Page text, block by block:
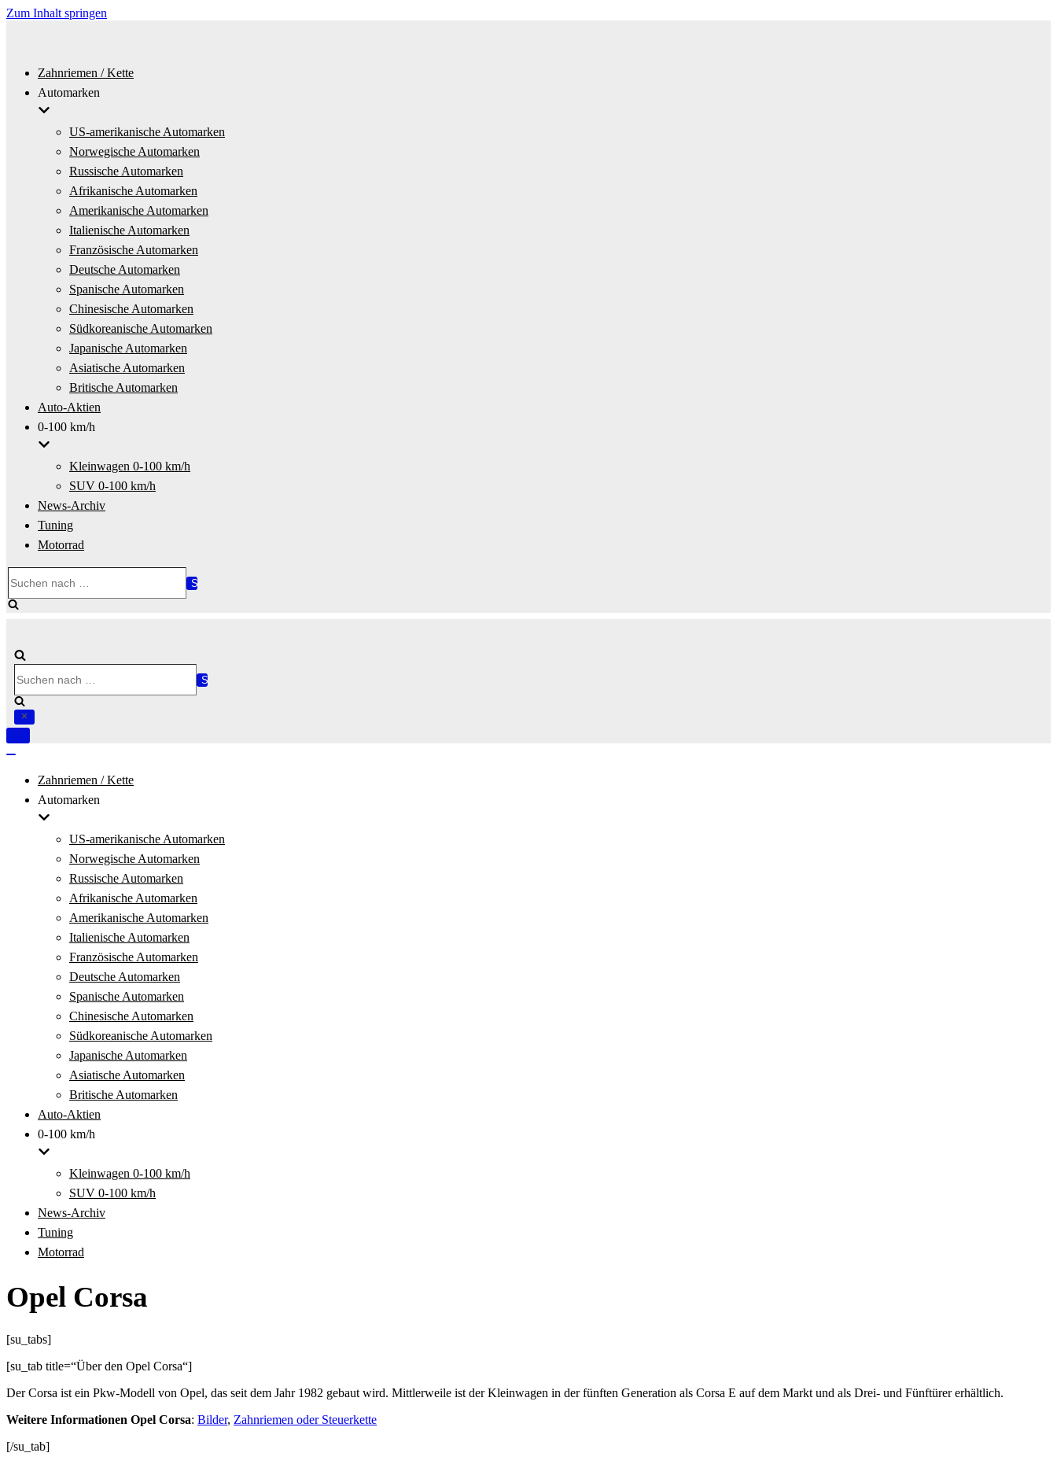
Zum Inhalt springen
Zahnriemen / Kette
Automarken
US-amerikanische Automarken
Norwegische Automarken
Russische Automarken
Afrikanische Automarken
Amerikanische Automarken
Italienische Automarken
Französische Automarken
Deutsche Automarken
Spanische Automarken
Chinesische Automarken
Südkoreanische Automarken
Japanische Automarken
Asiatische Automarken
Britische Automarken
Auto-Aktien
0-100 km/h
Kleinwagen 0-100 km/h
SUV 0-100 km/h
News-Archiv
Tuning
Motorrad
nach …
nach …
Navigation
Zahnriemen / Kette
Automarken
US-amerikanische Automarken
Norwegische Automarken
Russische Automarken
Afrikanische Automarken
Amerikanische Automarken
Italienische Automarken
Französische Automarken
Deutsche Automarken
Spanische Automarken
Chinesische Automarken
Südkoreanische Automarken
Japanische Automarken
Asiatische Automarken
Britische Automarken
Auto-Aktien
0-100 km/h
Kleinwagen 0-100 km/h
SUV 0-100 km/h
News-Archiv
Tuning
Motorrad
Opel Corsa
[su_tabs]
[su_tab title=“Über den Opel Corsa“]
Der Corsa ist ein Pkw-Modell von Opel, das seit dem Jahr 1982 gebaut wird. Mittlerweile ist der Kleinwagen in der fünften Generation als Corsa E auf dem Markt und als Drei- und Fünftürer erhältlich.
Weitere Informationen Opel Corsa: Bilder, Zahnriemen oder Steuerkette
[/su_tab]